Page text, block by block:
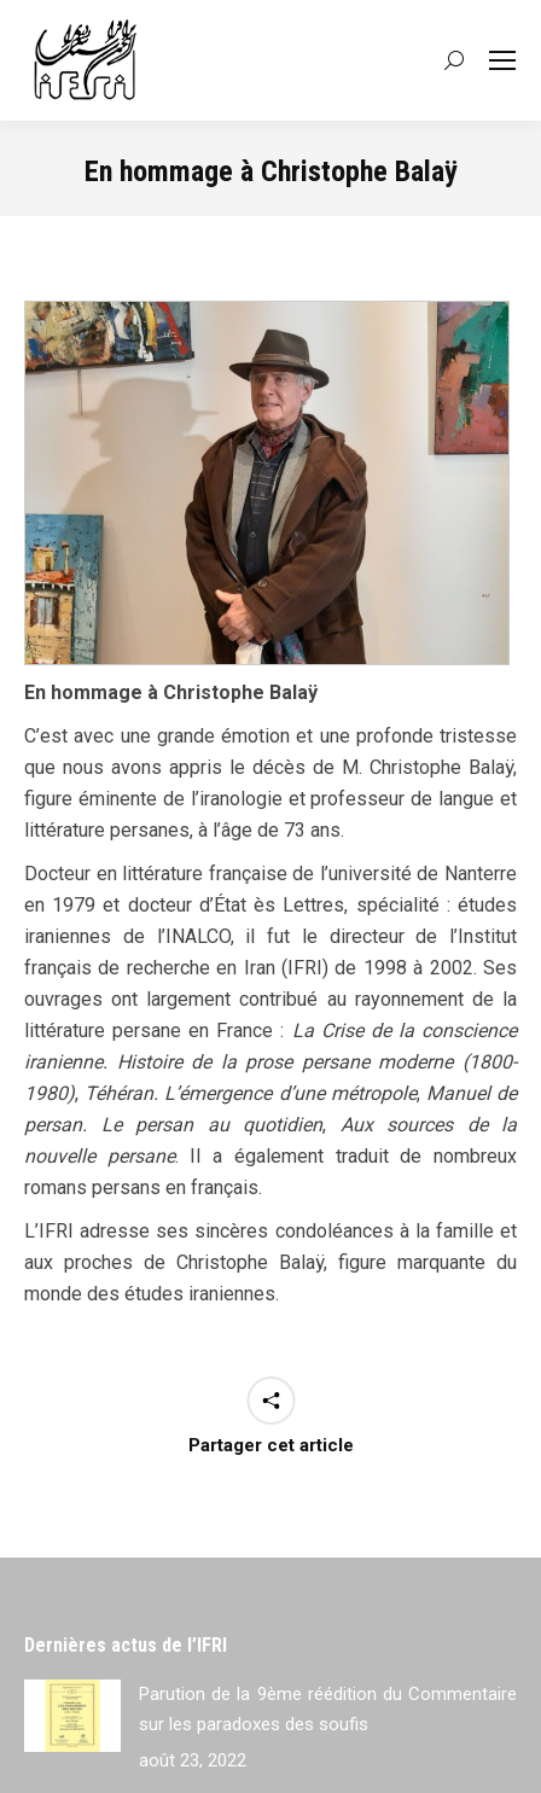
Recherche
En hommage à Christophe Balaÿ
En hommage à Christophe Balaÿ
C’est avec une grande émotion et une profonde tristesse
que nous avons appris le décès de M. Christophe Balaÿ,
figure éminente de l’iranologie et professeur de langue et
littérature persanes, à l’âge de 73 ans.
Docteur en littérature française de l’université de Nanterre
en 1979 et docteur d’État ès Lettres, spécialité : études
iraniennes de l’INALCO, il fut le directeur de l’Institut
français de recherche en Iran (IFRI) de 1998 à 2002. Ses
ouvrages ont largement contribué au rayonnement de la
littérature persane en France : La Crise de la conscience
iranienne. Histoire de la prose persane moderne (1800-
1980), Téhéran. L’émergence d’une métropole, Manuel de
persan. Le persan au quotidien, Aux sources de la
nouvelle persane. Il a également traduit de nombreux
romans persans en français.
L’IFRI adresse ses sincères condoléances à la famille et
aux proches de Christophe Balaÿ, figure marquante du
monde des études iraniennes.
Partager cet article
Dernières actus de l’IFRI
Parution de la 9ème réédition du Commentaire
sur les paradoxes des soufis
août 23, 2022